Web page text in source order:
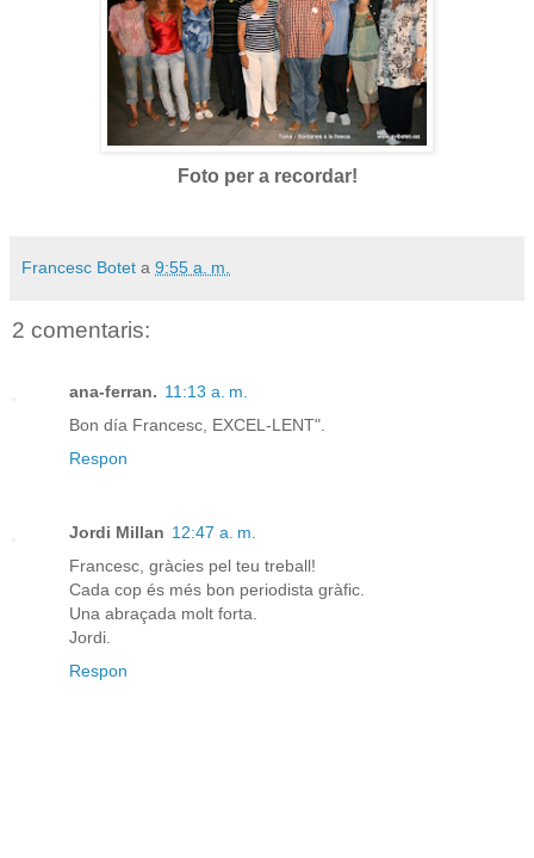
Foto per a recordar!
Francesc Botet a 9:55 a. m.
2 comentaris:
ana-ferran. 11:13 a. m.
Bon día Francesc, EXCEL-LENT".
Respon
Jordi Millan 12:47 a. m.
Francesc, gràcies pel teu treball!
Cada cop és més bon periodista gràfic.
Una abraçada molt forta.
Jordi.
Respon